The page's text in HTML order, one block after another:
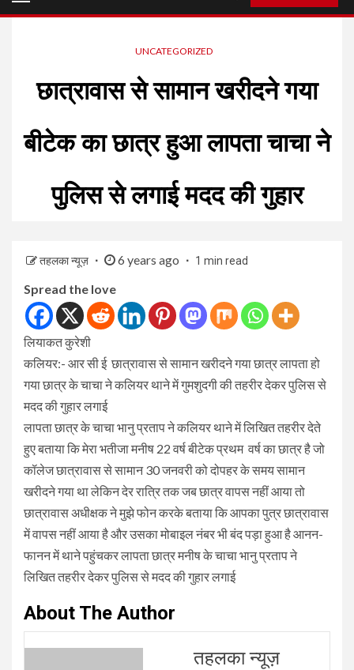
UNCATEGORIZED
छात्रावास से सामान खरीदने गया
बीटेक का छात्र हुआ लापता चाचा ने
पुलिस से लगाई मदद की गुहार
तहलका न्यूज़ 6 years ago 1 min read
Spread the love
लियाकत कुरेशी
कलियर:- आर सी ई छात्रावास से सामान खरीदने गया छात्र लापता हो
गया छात्र के चाचा ने कलियर थाने में गुमशुदगी की तहरीर देकर पुलिस से
मदद की गुहार लगाई
लापता छात्र के चाचा भानु प्रताप ने कलियर थाने में लिखित तहरीर देते
हुए बतायाकि मेरा भतीजा मनीष 22 वर्ष बीटेक प्रथम वर्ष का छात्र है जो
कॉलेज छात्रावास से सामान 30 जनवरी को दोपहर के समय सामान
खरीदने गया था लेकिन देर रात्रि तक जब छात्र वापस नहीं आया तो
छात्रावास अधीक्षक ने मुझे फोन करके बताया कि आपका पुत्र छात्रावास
में वापस नहीं आया है और उसका मोबाइल नंबर भी बंद पड़ा हुआ है आनन-
फानन में थाने पहुंचकर लापता छात्र मनीष के चाचा भानु प्रताप ने
लिखित तहरीर देकर पुलिस से मदद की गुहार लगाई
About The Author
तहलका न्यूज़